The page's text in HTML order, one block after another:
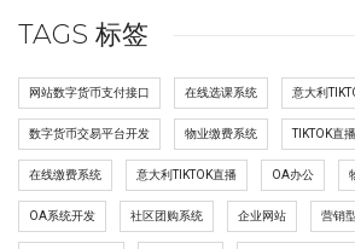
TAGS 标签
网站数字货币支付接口 在线选课系统 意大利
数字货币交易平台开发 物业缴费系统 TIKTOK直播
在线缴费系统 意大利TIKTOK直播 OA办公
OA系统开发 社区团购系统 企业网站 营销